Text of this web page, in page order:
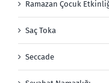
Ramazan Çocuk
Saç Toka
Seccade